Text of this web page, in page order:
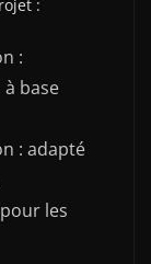
:
:
base
: adapté
les